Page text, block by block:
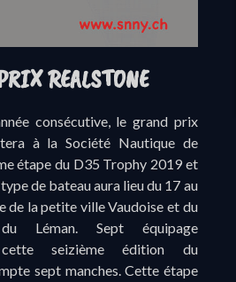
REALSTONE
consécutive, le grand prix
à la Société Nautique de
étape du D35 Trophy 2019 et
de bateau aura lieu du 17 au
de la petite ville Vaudoise et du
Léman. Sept équipage
seizième édition du
sept manches. Cette étape